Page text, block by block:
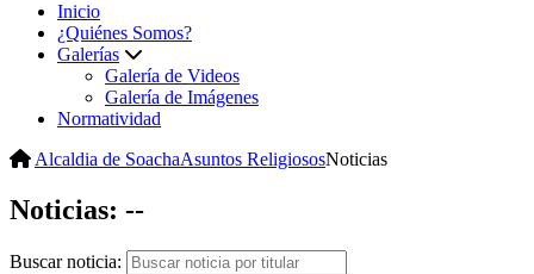
Inicio
¿Quiénes Somos?
Galerías
Galería de Videos
Galería de Imágenes
Normatividad
Alcaldia de SoachaAsuntos ReligiososNoticias
Noticias: --
Buscar noticia: